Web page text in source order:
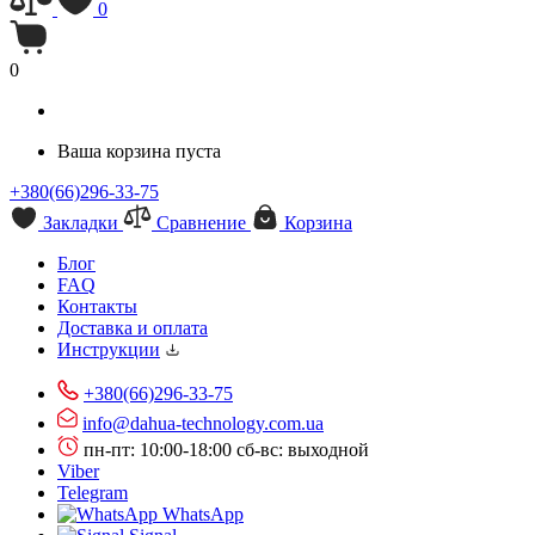
0
0
Ваша корзина пуста
+380(66)296-33-75
Закладки
Сравнение
Корзина
Блог
FAQ
Контакты
Доставка и оплата
Инструкции
+380(66)296-33-75
info@dahua-technology.com.ua
пн-пт: 10:00-18:00 сб-вс: выходной
Viber
Telegram
WhatsApp